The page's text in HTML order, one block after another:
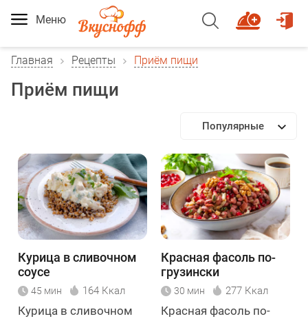
Меню
Главная Рецепты Приём пищи
Приём пищи
Популярные
Курица в сливочном
соусе
45 мин 164 Ккал
Курица в сливочном
Красная фасоль по-
грузински
30 мин 277 Ккал
Красная фасоль по-